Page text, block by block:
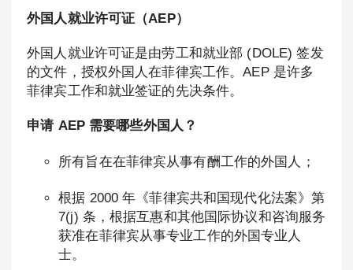
外国人就业许可证（AEP）
外国人就业许可证是由劳工和就业部 (DOLE) 签发
的文件，授权外国人在菲律宾工作。AEP 是许多
菲律宾工作和就业签证的先决条件。
申请 AEP 需要哪些外国人？
所有旨在在菲律宾从事有酬工作的外国人；
根据 2000 年《菲律宾共和国现代化法案》第
7(j) 条，根据互惠和其他国际协议和咨询服务
获准在菲律宾从事专业工作的外国专业人
士。